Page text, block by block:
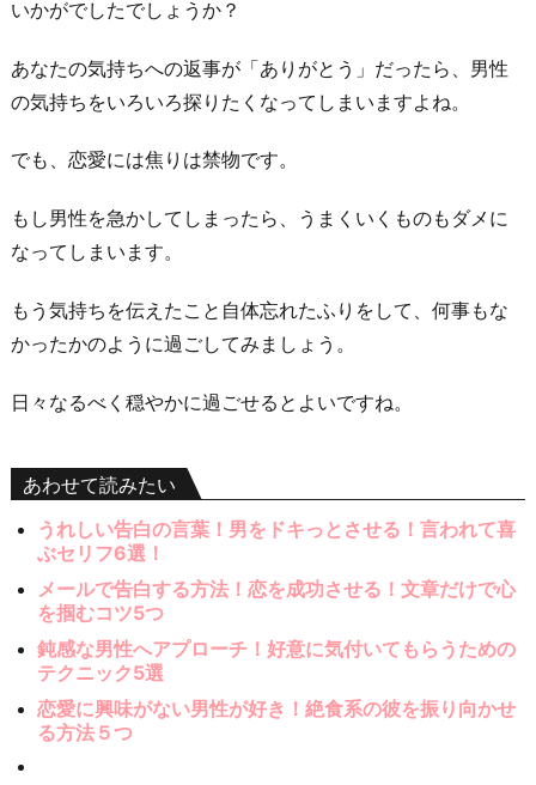
いかがでしたでしょうか？
あなたの気持ちへの返事が「ありがとう」だったら、男性
の気持ちをいろいろ探りたくなってしまいますよね。
でも、恋愛には焦りは禁物です。
もし男性を急かしてしまったら、うまくいくものもダメに
なってしまいます。
もう気持ちを伝えたこと自体忘れたふりをして、何事もな
かったかのように過ごしてみましょう。
日々なるべく穏やかに過ごせるとよいですね。
あわせて読みたい
うれしい告白の言葉！男をドキっとさせる！言われて喜
ぶセリフ6選！
メールで告白する方法！恋を成功させる！文章だけで心
を掴むコツ5つ
鈍感な男性へアプローチ！好意に気付いてもらうための
テクニック5選
恋愛に興味がない男性が好き！絶食系の彼を振り向かせ
る方法５つ